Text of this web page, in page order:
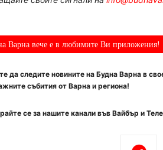
Варна вече е в любимите Ви приложения!
да следите новините на Будна Варна в
събития от Варна и региона!
се за нашите канали във Вайбър и